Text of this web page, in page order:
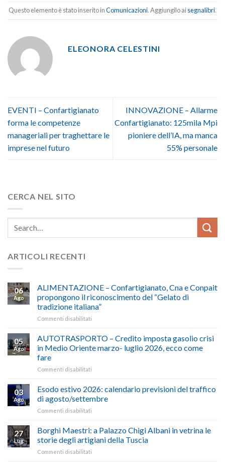
Questo elemento è stato inserito inComunicazioni. Aggiungilo aisegnalibri.
ELEONORA CELESTINI
EVENTI – Confartigianato
forma le competenze
manageriali per traghettare le
imprese nel futuro
INNOVAZIONE – Allarme
Confartigianato: 125mila Mpi
pioniere dell’IA, ma manca
55% personale
CERCA NEL SITO
ARTICOLI RECENTI
06
Ago
ALIMENTAZIONE – Confartigianato, Cna e Conpait
propongono il riconoscimento del “Gelato di
tradizione italiana”
Commenti disabilitati
–
Confartigianato,
Cna
il
del
tradizione
italiana”
05
Ago
AUTOTRASPORTO – Credito imposta gasolio crisi
in Medio Oriente marzo- luglio 2026, ecco come
fare
Commenti disabilitati
–
Credito
imposta
in
Medio
Oriente
03
Ago
Esodo estivo 2026: calendario previsioni del traffico
di agosto/settembre
Commenti disabilitati
estivo
2026:
calendario
27
Lug
Borghi Maestri: a Palazzo Chigi Albani in vetrina le
storie degli artigiani della Tuscia
Commenti disabilitati